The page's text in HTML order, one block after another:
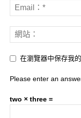
在瀏覽器中保存我
Please enter an
two × three =